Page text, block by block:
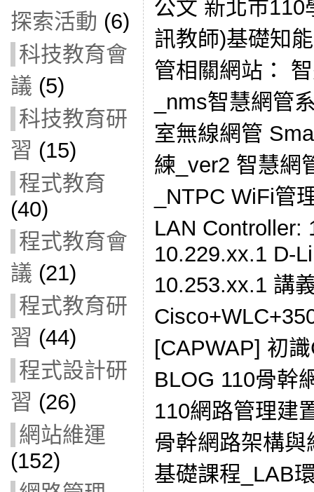
探索活動 (6)
科技教育會
議 (5)
科技教育研
習 (15)
程式教育
(40)
程式教育會
議 (21)
程式教育研
習 (44)
程式設計研
習 (26)
網站維運
(152)
公文 新北市110
訊教師)基礎知
管相關網站：
_nms智慧網管
室無線網管
練_ver2 智慧網
_NTPC WiFi管
LAN Controller:
10.229.xx.1 D-
10.253.xx.1 講
[CAPWAP] 初
BLOG 110骨幹
110網路管理建
骨幹網路架構
基礎課程_LAB